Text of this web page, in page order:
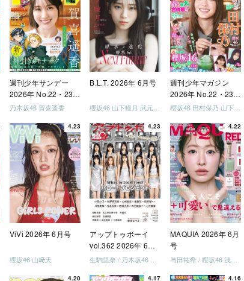
週刊少年サンデー
2026年 No.22・23
合併号
乃木坂46 賀喜遥香
B.L.T. 2026年 6月号
櫻坂46 山下瞳月 武元唯衣 / 乃木坂46 海邉朱莉
週刊少年マガジン
2026年 No.22・23
合併号
櫻坂46 田村保乃 山下瞳月 山川宇衣
4.23
ViVi 2026年 6月号
櫻坂46 山﨑天
4.23
アップトゥボーイ
vol.362 2026年 6月
号
4.22
MAQUIA 2026年 6月
号
4.20 4.17 4.16